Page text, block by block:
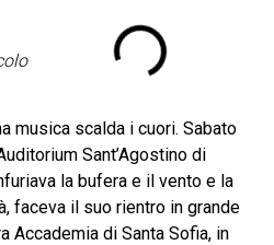
musica scalda i cuori. Sabato
Sant’Agostino di
la bufera e il vento e la
faceva il suo rientro in grande
Accademia di Santa Sofia, in